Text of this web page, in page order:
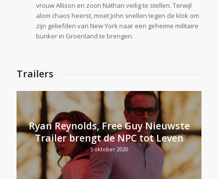
vrouw Allison en zoon Nathan veilig te stellen. Terwijl
alom chaos heerst, moet John snellen tegen de klok om
zijn geliefden van New York naar een geheime militaire
bunker in Groenland te brengen.
Trailers
Ryan Reynolds, Free Guy Nieuwste
Trailer brengt de NPC tot Leven
5 oktober 2020